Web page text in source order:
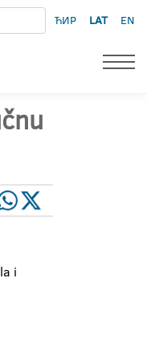
ЋИР LAT EN
i